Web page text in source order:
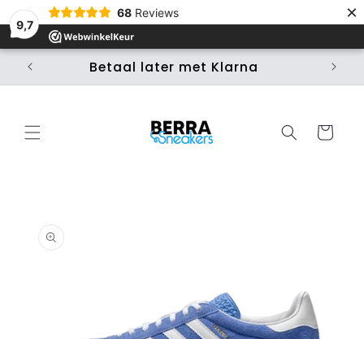
9,7
68 Reviews ×
naar de
content
Betaal later met Klarna
Winkelwagen